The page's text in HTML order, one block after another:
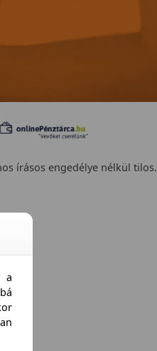
írásos engedélye nélkül tilos.
a